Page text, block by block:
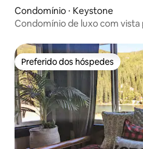
Condomínio ⋅ Keystone
Condomínio de luxo com
Preferido dos hóspedes
Preferido dos hóspedes